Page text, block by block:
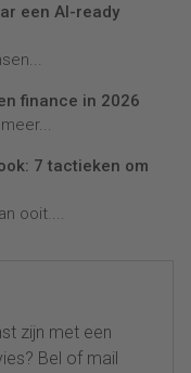
een AI-ready
finance in 2026
7 tactieken om
ooit....
zijn met een
Bel of mail